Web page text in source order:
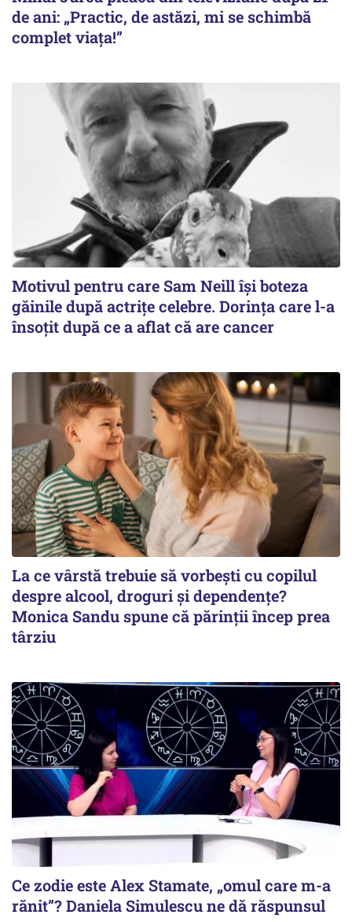
de ani: „Practic, de astăzi, mi se schimbă
complet viața!”
Motivul pentru care Sam Neill își boteza
găinile după actrițe celebre. Dorința care l-a
însoțit după ce a aflat că are cancer
La ce vârstă trebuie să vorbești cu copilul
despre alcool, droguri și dependențe?
Monica Sandu spune că părinții încep prea
târziu
Ce zodie este Alex Stamate, „omul care m-a
rănit”? Daniela Simulescu ne dă răspunsul